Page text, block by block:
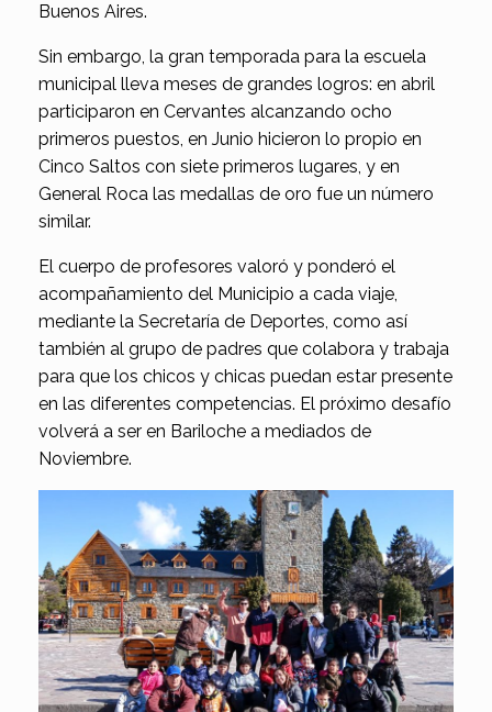
Buenos Aires.
Sin embargo, la gran temporada para la escuela
municipal lleva meses de grandes logros: en abril
participaron en Cervantes alcanzando ocho
primeros puestos, en Junio hicieron lo propio en
Cinco Saltos con siete primeros lugares, y en
General Roca las medallas de oro fue un número
similar.
El cuerpo de profesores valoró y ponderó el
acompañamiento del Municipio a cada viaje,
mediante la Secretaría de Deportes, como así
también al grupo de padres que colabora y trabaja
para que los chicos y chicas puedan estar presente
en las diferentes competencias. El próximo desafío
volverá a ser en Bariloche a mediados de
Noviembre.